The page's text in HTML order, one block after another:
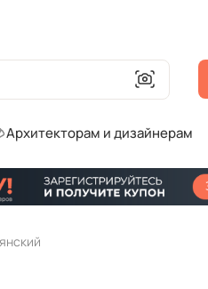
Архитекторам и дизайнерам